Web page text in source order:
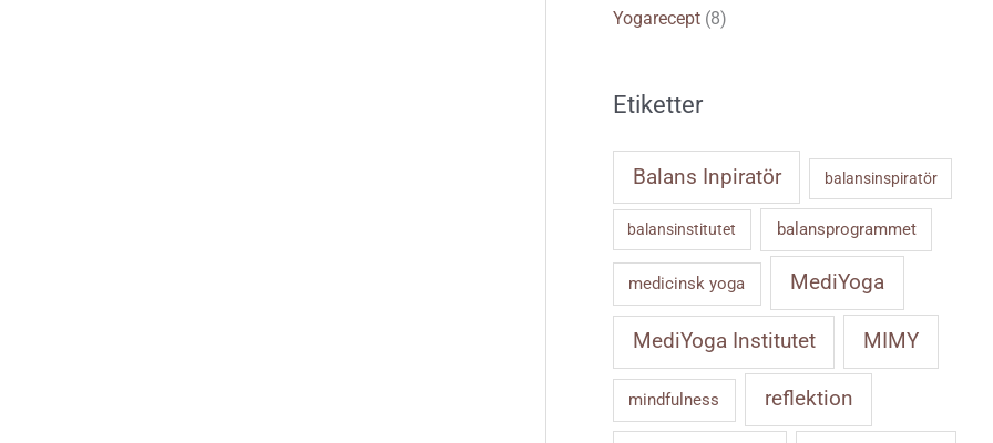
Yogarecept(8)
Etiketter
Balans Inpiratör balansinspiratör
balansinstitutet balansprogrammet
medicinsk yoga MediYoga
MediYoga Institutet MIMY
mindfulness reflektion